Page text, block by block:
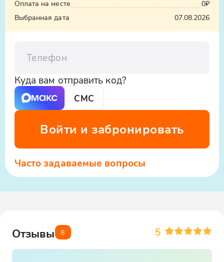
сыроварения, продегустируете
крафтовые сыры и посетите
включает трансфер, сопровождение
опытного гида и дегустации - всё, чтобы ваш
erid:5jtCeReNx12oajvEYHEZWY9
Оплата на месте
0₽
Выбранная дата
07.08.2026
Куда вам отправить код?
СМС
Войти и забронировать
Часто задаваемые вопросы
Отзывы 8 5